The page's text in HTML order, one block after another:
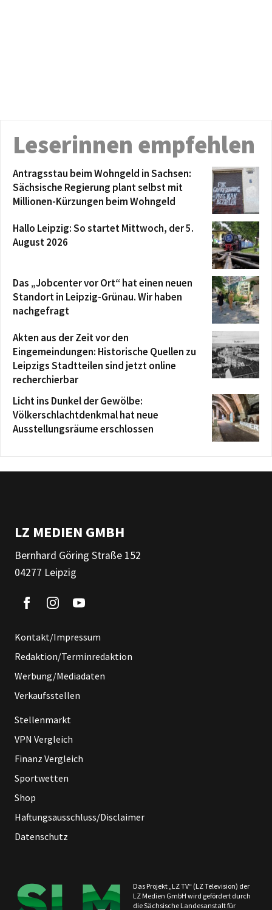
Leserinnen empfehlen
Antragsstau beim Wohngeld in Sachsen:
Sächsische Regierung plant selbst mit
Millionen-Kürzungen beim Wohngeld
Hallo Leipzig: So startet Mittwoch, der 5.
August 2026
Das „Jobcenter vor Ort“ hat einen neuen
Standort in Leipzig-Grünau. Wir haben
nachgefragt
Akten aus der Zeit vor den
Eingemeindungen: Historische Quellen zu
Leipzigs Stadtteilen sind jetzt online
recherchierbar
Licht ins Dunkel der Gewölbe:
Völkerschlachtdenkmal hat neue
Ausstellungsräume erschlossen
LZ MEDIEN GMBH
Bernhard Göring Straße 152
04277 Leipzig
Kontakt/Impressum
Redaktion/Terminredaktion
Werbung/Mediadaten
Verkaufsstellen
Stellenmarkt
VPN Vergleich
Finanz Vergleich
Sportwetten
Shop
Haftungsausschluss/Disclaimer
Datenschutz
Das Projekt „LZ TV“ (LZ Television) der
LZ Medien GmbH wird gefördert durch
die Sächsische Landesanstalt für